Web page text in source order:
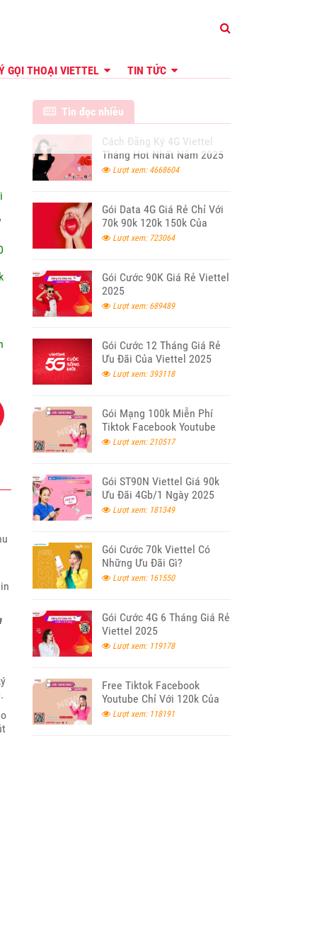
GỌI THOẠI VIETTEL TIN TỨC
Tin đọc nhiều
Cách Đăng Ký 4G Viettel
Tháng Hot Nhất Năm 2025
Lượt xem: 4668604
Gói Data 4G Giá Rẻ Chỉ Với
70k 90k 120k 150k Của
Viettel 2024
Lượt xem: 723064
Gói Cước 90K Giá Rẻ Viettel
2025
Lượt xem: 689489
Gói Cước 12 Tháng Giá Rẻ
Ưu Đãi Của Viettel 2025
Lượt xem: 393118
Gói Mạng 100k Miễn Phí
Tiktok Facebook Youtube
Viettel
Lượt xem: 210517
Gói ST90N Viettel Giá 90k
Ưu Đãi 4Gb/1 Ngày 2025
Lượt xem: 181349
Gói Cước 70k Viettel Có
Những Ưu Đãi Gì?
Lượt xem: 161550
Gói Cước 4G 6 Tháng Giá Rẻ
Viettel 2025
Lượt xem: 119178
Free Tiktok Facebook
Youtube Chỉ Với 120k Của
Viettel
Lượt xem: 118191